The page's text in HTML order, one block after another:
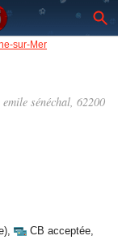
sur-Mer
sénéchal, 62200
, CB acceptée,